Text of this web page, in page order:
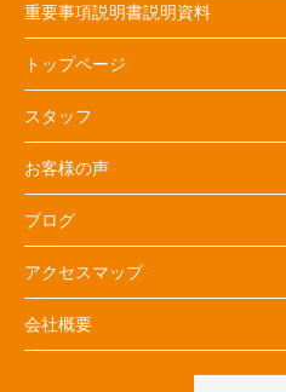
重要事項説明書説明資料
トップページ
スタッフ
お客様の声
ブログ
アクセスマップ
会社概要